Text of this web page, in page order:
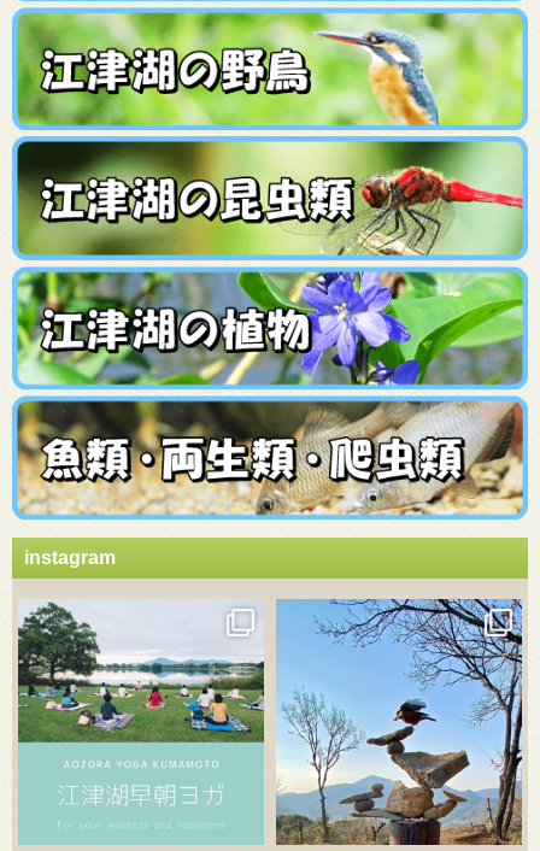
instagram
3月 18